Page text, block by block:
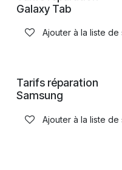
Galaxy Tab
Ajouter à la liste de
Tarifs réparation
Samsung
Ajouter à la liste de